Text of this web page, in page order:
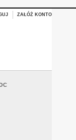
ZAŁÓŻ KONTO